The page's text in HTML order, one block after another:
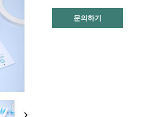
문의하기